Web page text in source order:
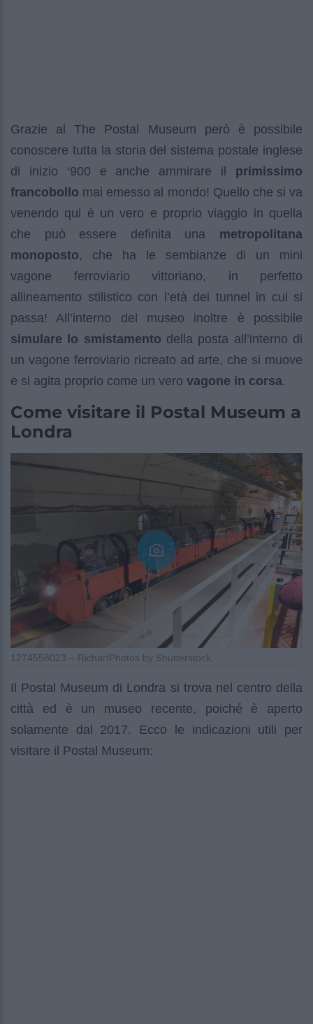
Grazie al The Postal Museum però è possibile
conoscere tutta la storia del sistema postale inglese
di inizio ‘900 e anche ammirare il primissimo
francobollo mai emesso al mondo! Quello che si va
venendo qui è un vero e proprio viaggio in quella
che può essere definita una metropolitana
monoposto, che ha le sembianze di un mini
vagone ferroviario vittoriano, in perfetto
allineamento stilistico con l’età dei tunnel in cui si
passa! All’interno del museo inoltre è possibile
simulare lo smistamento della posta all’interno di
un vagone ferroviario ricreato ad arte, che si muove
e si agita proprio come un vero vagone in corsa.
Come visitare il Postal Museum a
Londra
1274558023 – RichartPhotos by Shutterstock
Il Postal Museum di Londra si trova nel centro della
città ed è un museo recente, poiché è aperto
solamente dal 2017. Ecco le indicazioni utili per
visitare il Postal Museum: